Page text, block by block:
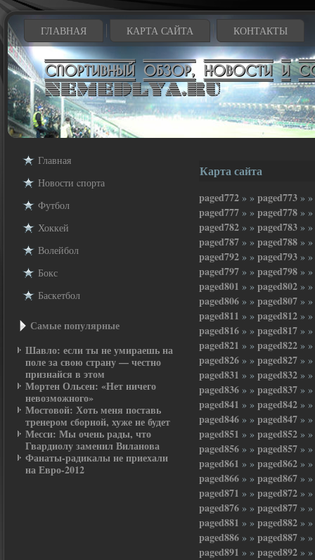
ГЛАВНАЯ КАРТА САЙТА КОНТАКТЫ
Главная
Новости cпорта
Футбол
Хоккей
Волейбол
Бокс
Баскетбол
Самые популярные
Шавло: если ты не умираешь на
поле за свою страну — честно
признайся в этом
Мортен Ольсен: «Нет ничего
невозможного»
Мостовой: Хоть меня поставь
тренером сборной, хуже не будет
Месси: Мы очень рады, что
Гвардиолу заменил Виланова
Фанаты-радикалы не приехали
на Евро-2012
Карта сайта
paged772 » » paged773 » »
paged777 » » paged778 » »
paged782 » » paged783 » »
paged787 » » paged788 » »
paged792 » » paged793 » »
paged797 » » paged798 » »
paged801 » » paged802 » »
paged806 » » paged807 » »
paged811 » » paged812 » »
paged816 » » paged817 » »
paged821 » » paged822 » »
paged826 » » paged827 » »
paged831 » » paged832 » »
paged836 » » paged837 » »
paged841 » » paged842 » »
paged846 » » paged847 » »
paged851 » » paged852 » »
paged856 » » paged857 » »
paged861 » » paged862 » »
paged866 » » paged867 » »
paged871 » » paged872 » »
paged876 » » paged877 » »
paged881 » » paged882 » »
paged886 » » paged887 » »
paged891 » » paged892 » »